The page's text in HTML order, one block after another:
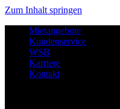
Zum Inhalt springen
Mietangebote
Kundenservice
WSB
Karriere
Kontakt